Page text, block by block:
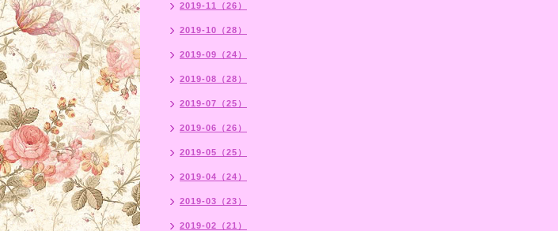
2019-11（26）
2019-10（28）
2019-09（24）
2019-08（28）
2019-07（25）
2019-06（26）
2019-05（25）
2019-04（24）
2019-03（23）
2019-02（21）